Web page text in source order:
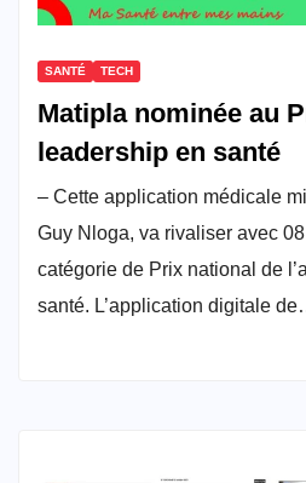
SANTÉ TECH
Matipla nominée au
leadership en santé
– Cette application médicale
Guy Nloga, va rivaliser avec
catégorie de Prix national de
santé. L’application digitale